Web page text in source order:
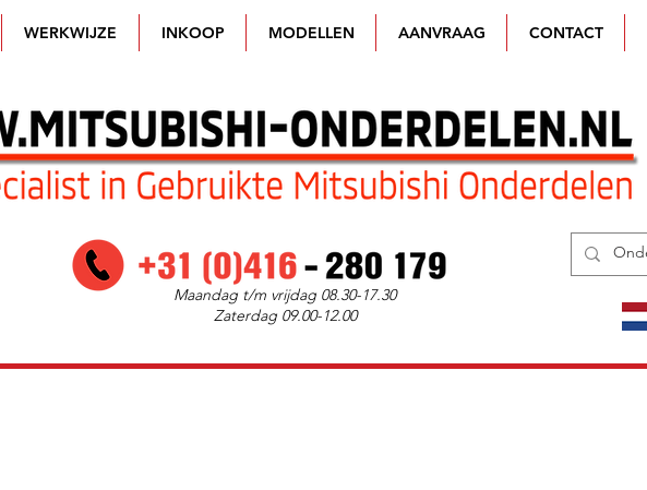
WERKWIJZE INKOOP MODELLEN AANVRAAG CONTACT
Maandag t/m vrijdag 08.30-17.30
Zaterdag 09.00-12.00